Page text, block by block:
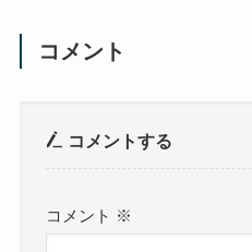
コメント
コメントする
コメント ※